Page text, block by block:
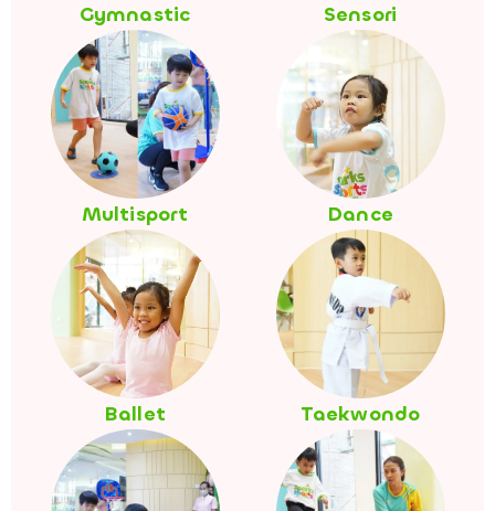
Gymnastic Sensori
Multisport Dance
Ballet Taekwondo